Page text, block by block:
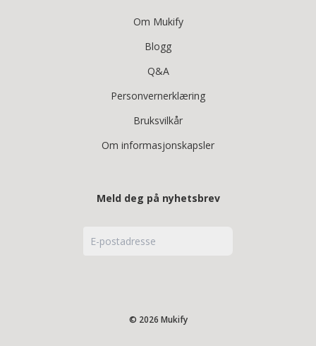
Om Mukify
Blogg
Q&A
Personvernerklæring
Bruksvilkår
Om informasjonskapsler
Meld deg på nyhetsbrev
© 2026 Mukify